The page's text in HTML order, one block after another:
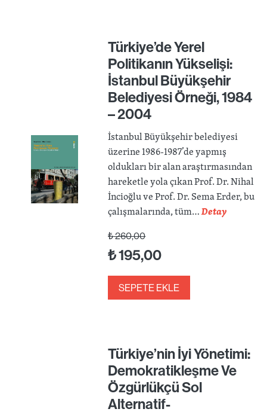
Türkiye’de Yerel
Politikanın Yükselişi:
İstanbul Büyükşehir
Belediyesi Örneği, 1984
– 2004
İstanbul Büyükşehir belediyesi
üzerine 1986-1987’de yapmış
oldukları bir alan araştırmasından
hareketle yola çıkan Prof. Dr. Nihal
İncioğlu ve Prof. Dr. Sema Erder, bu
çalışmalarında, tüm…Detay
₺260,00
₺195,00
SEPETE EKLE
Türkiye’nin İyi Yönetimi:
Demokratikleşme Ve
Özgürlükçü Sol
Alternatif-